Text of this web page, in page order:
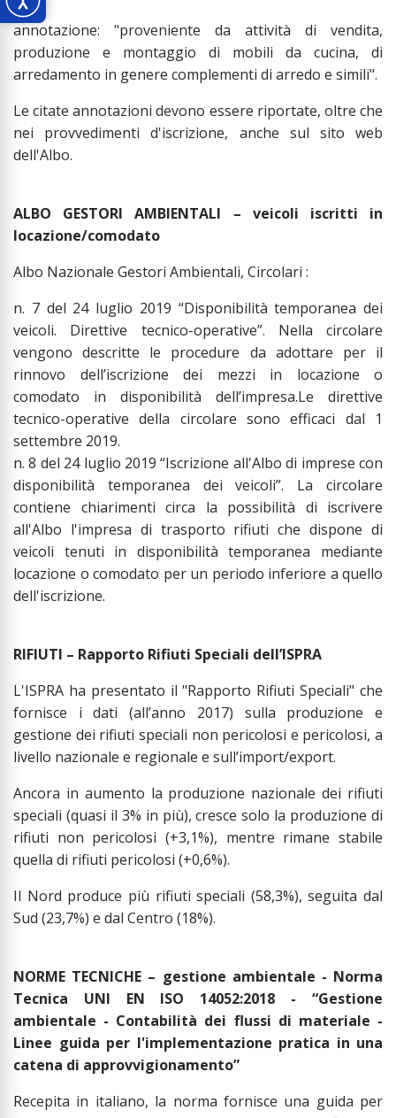
annotazione: "proveniente da attività di vendita,
produzione e montaggio di mobili da cucina, di
arredamento in genere complementi di arredo e simili".
Le citate annotazioni devono essere riportate, oltre che
nei provvedimenti d'iscrizione, anche sul sito web
dell'Albo.
ALBO GESTORI AMBIENTALI – veicoli iscritti in
locazione/comodato
Albo Nazionale Gestori Ambientali, Circolari :
n. 7 del 24 luglio 2019 “Disponibilità temporanea dei
veicoli. Direttive tecnico-operative”. Nella circolare
vengono descritte le procedure da adottare per il
rinnovo dell’iscrizione dei mezzi in locazione o
comodato in disponibilità dell’impresa.Le direttive
tecnico-operative della circolare sono efficaci dal 1
settembre 2019.
n. 8 del 24 luglio 2019 “Iscrizione all'Albo di imprese con
disponibilità temporanea dei veicoli”. La circolare
contiene chiarimenti circa la possibilità di iscrivere
all'Albo l'impresa di trasporto rifiuti che dispone di
veicoli tenuti in disponibilità temporanea mediante
locazione o comodato per un periodo inferiore a quello
dell'iscrizione.
RIFIUTI – Rapporto Rifiuti Speciali dell’ISPRA
L'ISPRA ha presentato il "Rapporto Rifiuti Speciali" che
fornisce i dati (all’anno 2017) sulla produzione e
gestione dei rifiuti speciali non pericolosi e pericolosi, a
livello nazionale e regionale e sull’import/export.
Ancora in aumento la produzione nazionale dei rifiuti
speciali (quasi il 3% in più), cresce solo la produzione di
rifiuti non pericolosi (+3,1%), mentre rimane stabile
quella di rifiuti pericolosi (+0,6%).
Il Nord produce più rifiuti speciali (58,3%), seguita dal
Sud (23,7%) e dal Centro (18%).
NORME TECNICHE – gestione ambientale - Norma
Tecnica UNI EN ISO 14052:2018 - “Gestione
ambientale - Contabilità dei flussi di materiale -
Linee guida per l'implementazione pratica in una
catena di approvvigionamento”
Recepita in italiano, la norma fornisce una guida per